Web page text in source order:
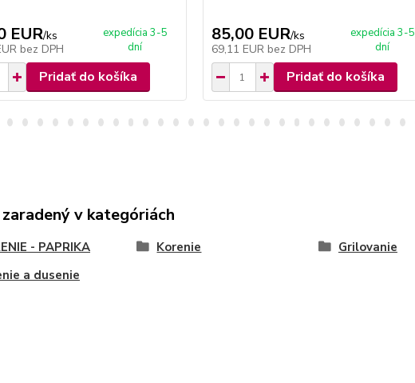
EUR/ks
bez DPH
expedícia 3-5
dní
Pridať do košíka
85,00 EUR/ks
69,11 EUR bez DPH
expedícia 3-5
dní
Pridať do košíka
v kategóriách
- PAPRIKA Korenie Grilovanie
a dusenie